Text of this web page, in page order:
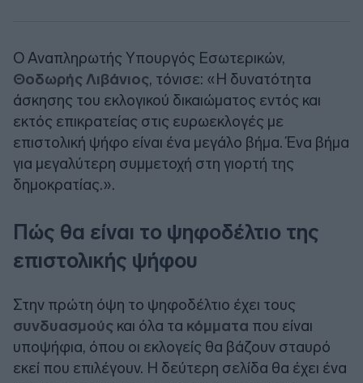
Ο Αναπληρωτής Υπουργός Εσωτερικών,
Θοδωρής Λιβάνιος, τόνισε: «Η δυνατότητα
άσκησης του εκλογικού δικαιώματος εντός και
εκτός επικρατείας στις ευρωεκλογές με
επιστολική ψήφο είναι ένα μεγάλο βήμα. Ένα βήμα
για μεγαλύτερη συμμετοχή στη γιορτή της
δημοκρατίας.».
Πώς θα είναι το ψηφοδέλτιο της
επιστολικής ψήφου
Στην πρώτη όψη το ψηφοδέλτιο έχει τους
συνδυασμούς και όλα τα κόμματα που είναι
υποψήφια, όπου οι εκλογείς θα βάζουν σταυρό
εκεί που επιλέγουν. Η δεύτερη σελίδα θα έχει ένα